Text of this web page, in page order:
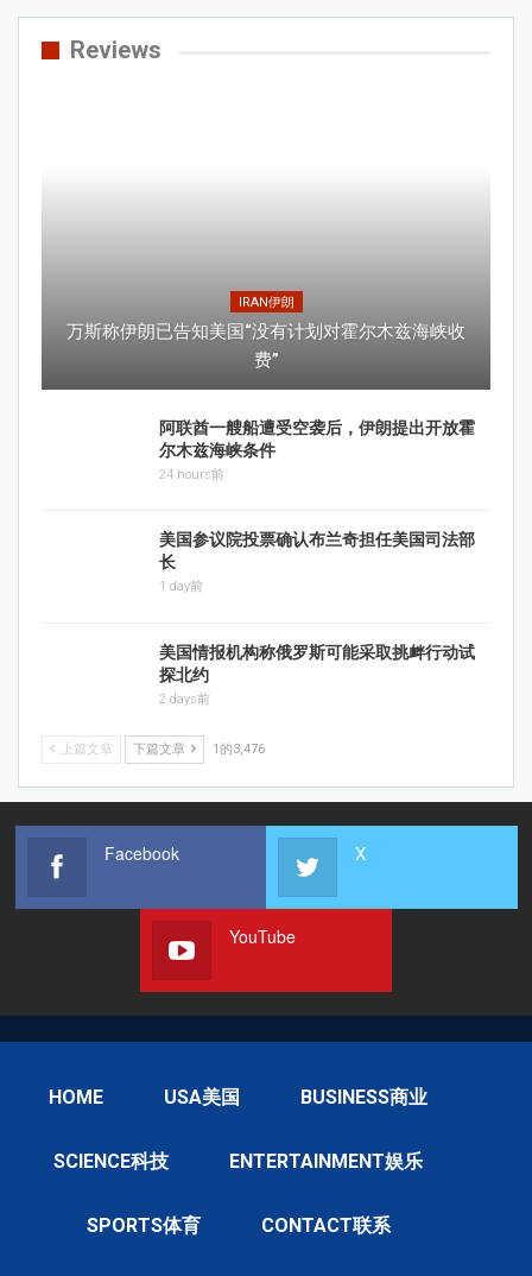
Reviews
IRAN伊朗
万斯称伊朗已告知美国“没有计划对霍尔木兹海峡收
费”
阿联酋一艘船遭受空袭后，伊朗提出开放霍
尔木兹海峡条件
24 hours前
美国参议院投票确认布兰奇担任美国司法部
长
1 day前
美国情报机构称俄罗斯可能采取挑衅行动试
探北约
2 days前
上篇文章 下篇文章 1的3,476
Facebook X
YouTube
HOME USA美国 BUSINESS商业
SCIENCE科技 ENTERTAINMENT娱乐
SPORTS体育 CONTACT联系